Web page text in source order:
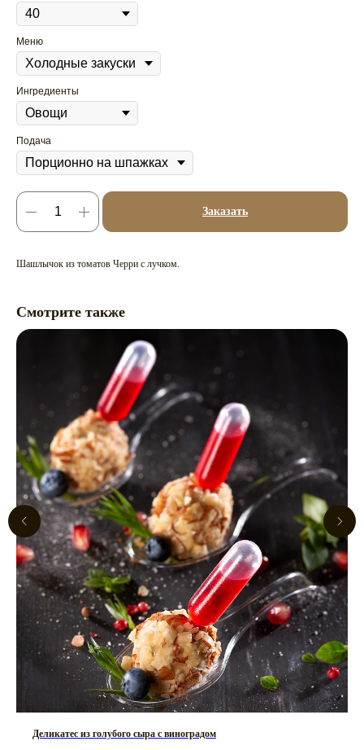
Меню
Ингредиенты
Подача
Заказать
Шашлычок из томатов Черри с лучком.
Смотрите также
Деликатес из голубого сыра с виноградом